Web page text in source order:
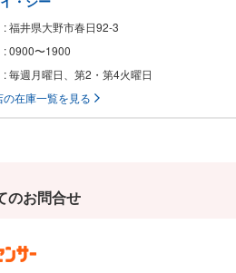
: 福井県大野市春日92-3
: 0900〜1900
: 毎週月曜日、第2・第4火曜日
の在庫一覧を見る
のお問合せ